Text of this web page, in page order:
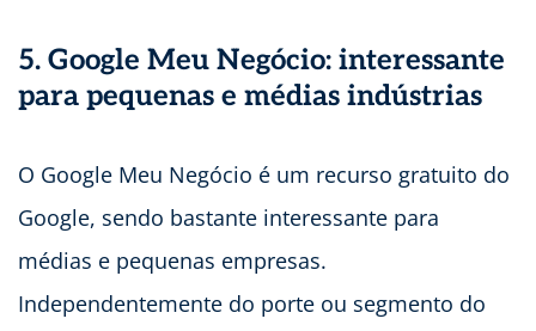
5. Google Meu Negócio: interessante
para pequenas e médias indústrias
O Google Meu Negócio é um recurso gratuito do
Google, sendo bastante interessante para
médias e pequenas empresas.
Independentemente do porte ou segmento do